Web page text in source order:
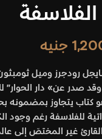
جنيه
صدر عن» دار الحوار”
سوريا مطلع العام 2015. وهو كتاب
للفلاسفة رغم وجود
غير المختصّ إلى